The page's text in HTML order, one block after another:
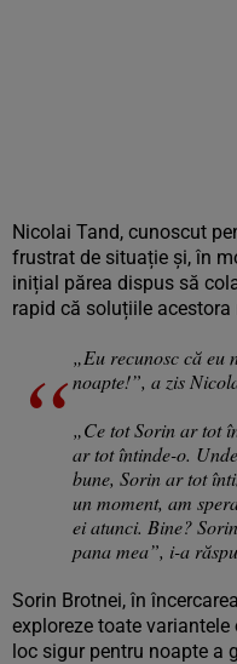
Nicolai Tand, cunoscut
frustrat de situație și, în
inițial părea dispus să
rapid că soluțiile acestora
„Eu recunosc că eu
noapte!”, a zis
„Ce tot Sorin ar tot
ar tot întinde-o.
bune, Sorin ar tot
un moment, am
ei atunci. Bine?
pana mea”, i-a
Sorin Brotnei, în
exploreze toate
loc sigur pentru noapte a